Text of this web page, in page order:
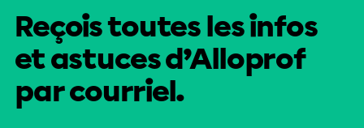
Reçois toutes les infos
et astuces d’Alloprof
par courriel.